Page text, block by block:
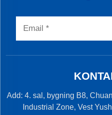
Add: 4. sal, bygning B8,
Industrial Zone, Vest